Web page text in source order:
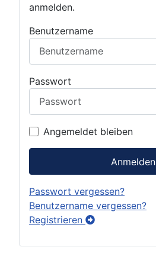
anmelden.
Benutzername
Passwort
Angemeldet bleiben
Anmelden
Passwort vergessen?
Benutzername vergessen?
Registrieren